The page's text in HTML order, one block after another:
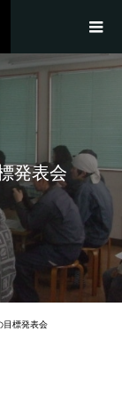
発表会
目標発表会